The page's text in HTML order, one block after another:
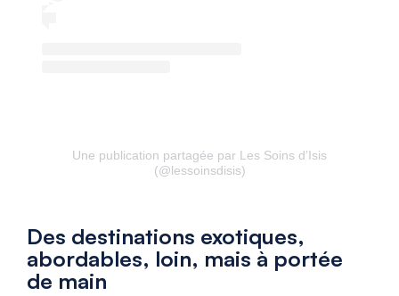
Une publication partagée par Les Soins d’Isis
(@lessoinsdisis)
Des destinations exotiques,
abordables, loin, mais à portée
de main